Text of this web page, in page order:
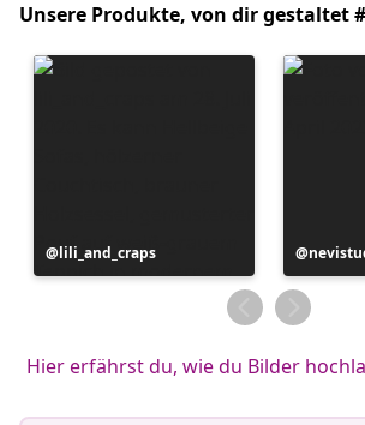
Unsere Produkte, von dir gestaltet
Beitrag
veröffentlicht
lili_and_craps
Beitrag
von
Hier erfährst du, wie du Bilder